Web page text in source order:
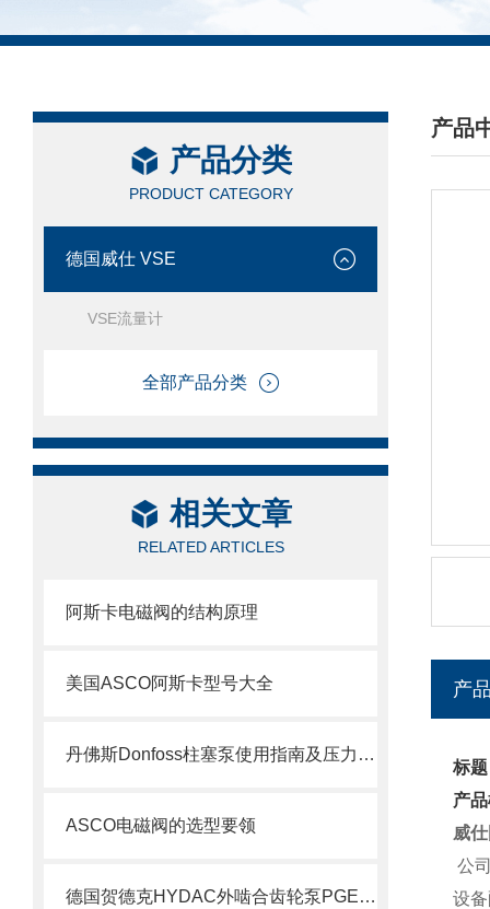
产品分类
PRODUCT CATEGORY
德国威仕 VSE
VSE流量计
全部产品分类
相关文章
RELATED ARTICLES
阿斯卡电磁阀的结构原理
美国ASCO阿斯卡型号大全
丹佛斯Donfoss柱塞泵使用指南及压力调节教程
ASCO电磁阀的选型要领
德国贺德克HYDAC外啮合齿轮泵PGE100系列科普
产品
/
产
标
产
威
公
设